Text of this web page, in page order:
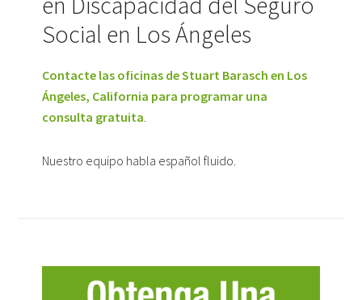
Social en Los Ángeles
Contacte las oficinas de Stuart Barasch en Los
Ángeles, California para programar una
consulta gratuita
Nuestro equipo habla español fluido.